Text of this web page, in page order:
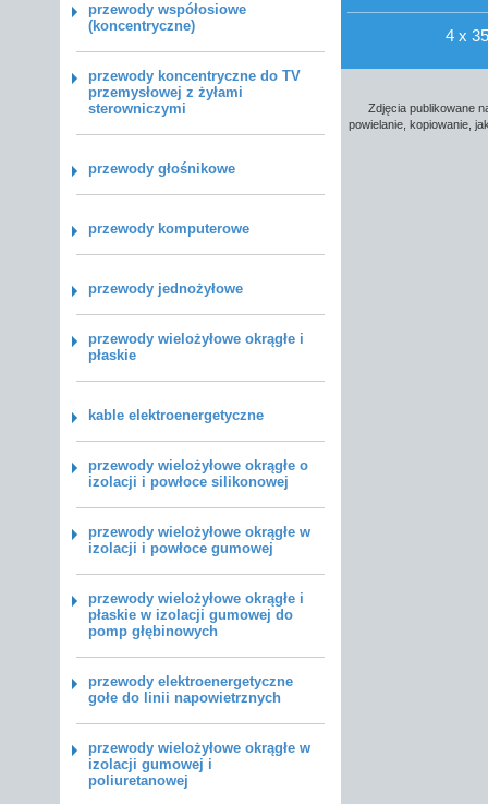
przewody współosiowe
(koncentryczne)
przewody koncentryczne do TV
przemysłowej z żyłami
sterowniczymi
przewody głośnikowe
przewody komputerowe
przewody jednożyłowe
przewody wielożyłowe okrągłe i
płaskie
kable elektroenergetyczne
przewody wielożyłowe okrągłe o
izolacji i powłoce silikonowej
przewody wielożyłowe okrągłe w
izolacji i powłoce gumowej
przewody wielożyłowe okrągłe i
płaskie w izolacji gumowej do
pomp głębinowych
przewody elektroenergetyczne
gołe do linii napowietrznych
przewody wielożyłowe okrągłe w
izolacji gumowej i
poliuretanowej
4 x
Zdjęcia publikowane
powielanie, kopiowanie,